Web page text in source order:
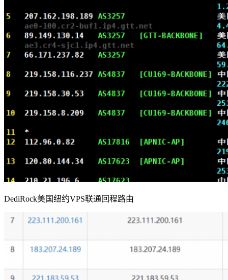
DediRock美国纽约VPS联通回程路由